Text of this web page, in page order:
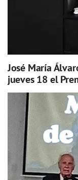
José María
jueves 18 el